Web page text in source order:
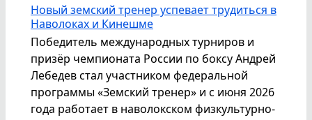
Новый земский тренер успевает трудиться в
Наволоках и Кинешме
Победитель международных турниров и
призёр чемпионата России по боксу Андрей
Лебедев стал участником федеральной
программы «Земский тренер» и с июня 2026
года работает в наволокском физкультурно-